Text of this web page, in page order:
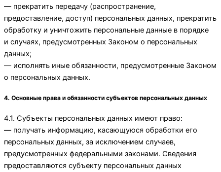
— прекратить передачу (распространение,
предоставление, доступ) персональных данных, прекратить
обработку и уничтожить персональные данные в порядке
и случаях, предусмотренных Законом о персональных
данных;
— исполнять иные обязанности, предусмотренные Законом
о персональных данных.
4. Основные права и обязанности субъектов персональных данных
4.1. Субъекты персональных данных имеют право:
— получать информацию, касающуюся обработки его
персональных данных, за исключением случаев,
предусмотренных федеральными законами. Сведения
предоставляются субъекту персональных данных